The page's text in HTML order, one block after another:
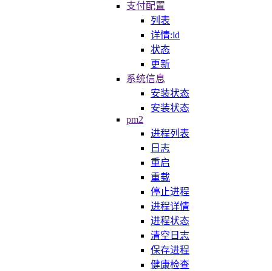
支付配置
列表
详情:id
状态
更新
系统信息
安装状态
安装状态
pm2
进程列表
日志
重启
重载
停止进程
进程详情
进程状态
清空日志
保存进程
健康检查